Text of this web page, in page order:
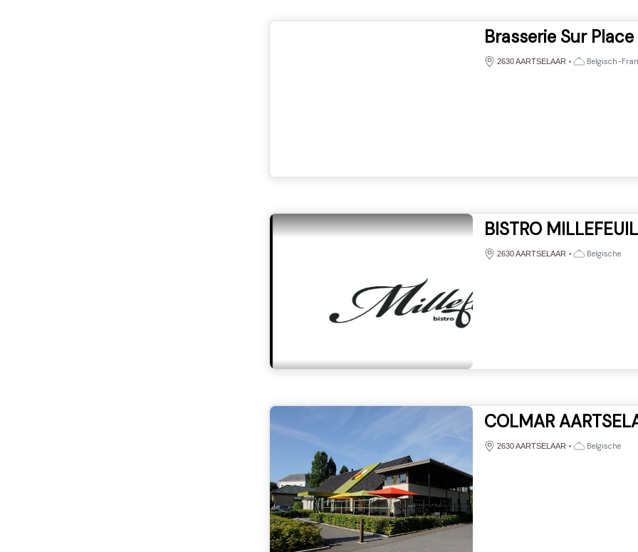
Brasserie Sur Place
2630 AARTSELAAR • Belgisch-
BISTRO
2630 AARTSELAAR • Belgische
COLMAR
2630 AARTSELAAR • Belgische